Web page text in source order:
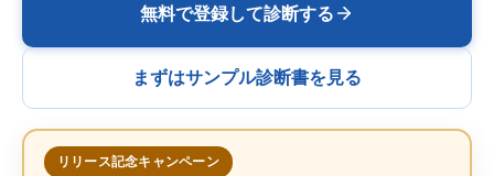
無料で登録して診断する
まずはサンプル診断書を見る
リリース記念キャンペーン